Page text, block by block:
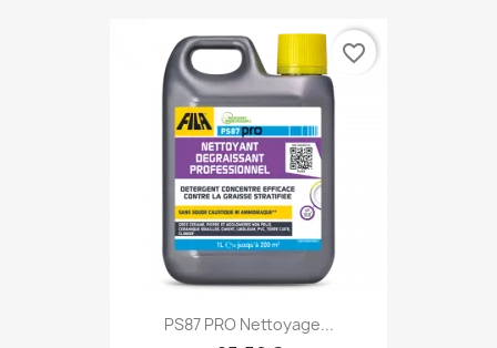
PS87 PRO Nettoyage...
favorite_border